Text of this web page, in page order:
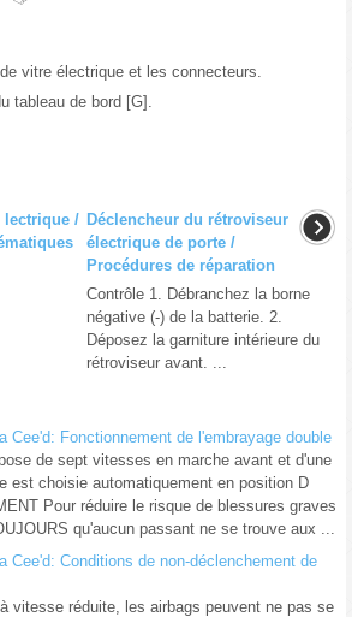
vitre électrique et les connecteurs.
tableau de bord [G].
lectrique / Déclencheur du rétroviseur
électrique de porte /
Procédures de réparation
Contrôle 1. Débranchez la borne
négative (-) de la batterie. 2.
Déposez la garniture intérieure du
rétroviseur avant. ...
Cee'd: Fonctionnement de l'embrayage double
de sept vitesses en marche avant et d'une
est choisie automatiquement en position D
Pour réduire le risque de blessures graves
qu'aucun passant ne se trouve aux ...
Cee'd: Conditions de non-déclenchement de
vitesse réduite, les airbags peuvent ne pas se